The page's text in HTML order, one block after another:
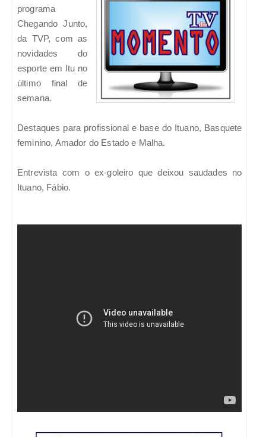
programa
Chegando Junto,
da TVP, com as
novidades do
esporte em Itu no
último final de
semana.
Destaques para profissional e base do Ituano, Basquete
feminino, Amador do Estado e Malha.
Entrevista com o ex-goleiro que deixou saudades no
Ituano, Fábio.